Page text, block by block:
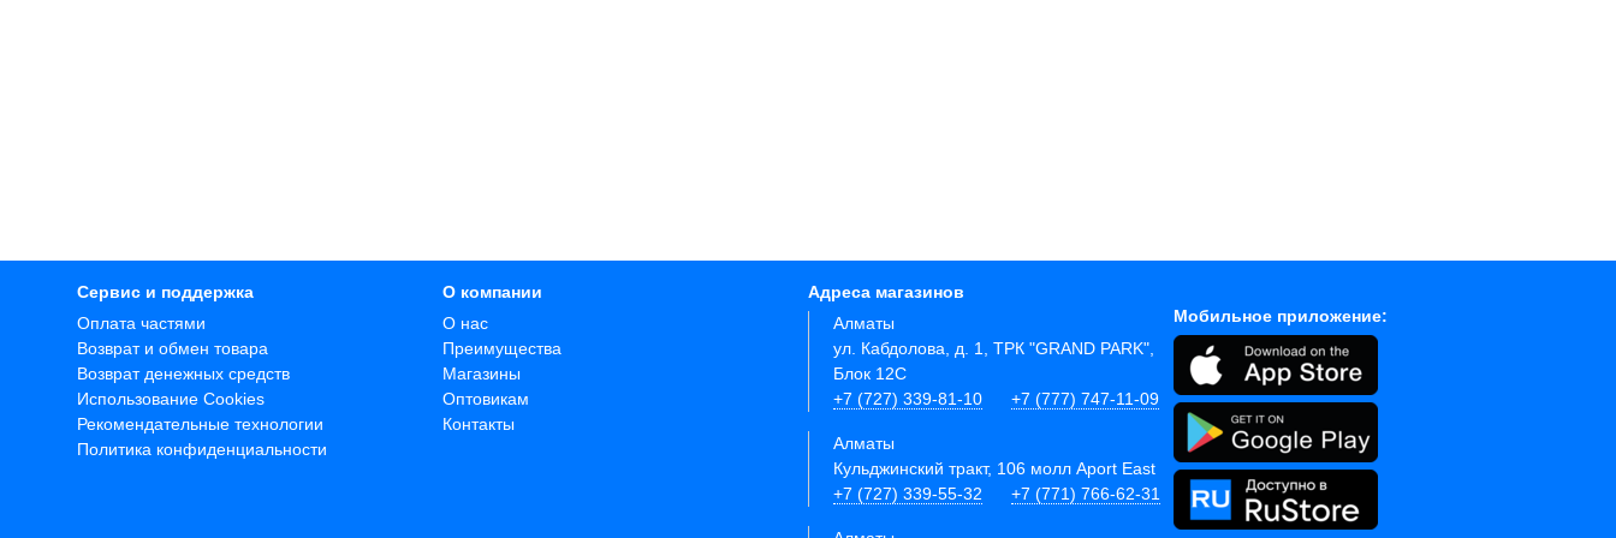
Сервис и поддержка
Оплата частями
Возврат и обмен товара
Возврат денежных средств
Использование Cookies
Рекомендательные технологии
Политика конфиденциальности
О компании
О нас
Преимущества
Магазины
Оптовикам
Контакты
Адреса магазинов
Алматы
ул. Кабдолова, д. 1, ТРК "GRAND PARK",
Блок 12C
+7 (727) 339-81-10
+7 (777) 747-11-09
Алматы
Кульджинский тракт, 106 молл Aport East
+7 (727) 339-55-32
+7 (771) 766-62-31
Мобильное приложение: